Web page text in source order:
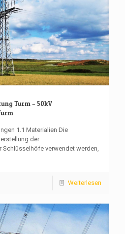
Turm – 50kV
1.1 Materialien Die
der
verwendet werden,
Weiterlesen